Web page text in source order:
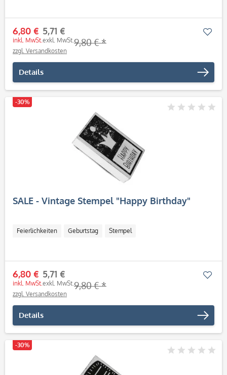
6,80 €
inkl. MwSt.
5,71 €
exkl. MwSt.9,80 € *
zzgl. Versandkosten
Details
-30%
SALE - Vintage Stempel "Happy Birthday"
Feierlichkeiten Geburtstag Stempel
6,80 €
inkl. MwSt.
5,71 €
exkl. MwSt.9,80 € *
zzgl. Versandkosten
Details
-30%